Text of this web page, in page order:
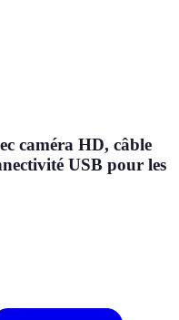
caméra HD, câble
USB pour les